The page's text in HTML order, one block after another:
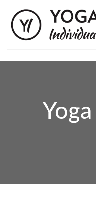
content